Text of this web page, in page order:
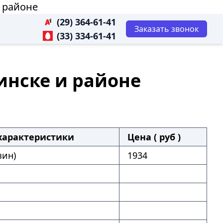
(29) 364-61-41
(33) 334-61-41
Заказать звонок
и районе
Цена ( руб )
1934